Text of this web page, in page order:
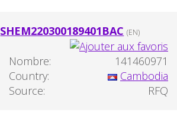
SHEM220300189401BAC (EN)
Nombre:
141460971
Country:
Cambodia
Source:
RFQ